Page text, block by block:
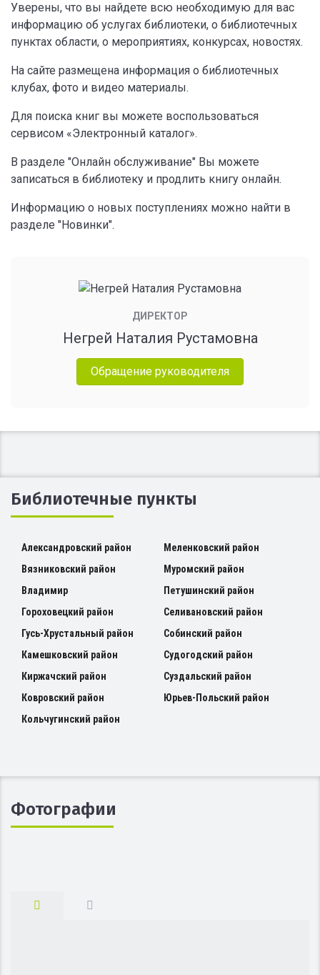
Уверены, что вы найдете всю необходимую для вас
информацию об услугах библиотеки, о библиотечных
пунктах области, о мероприятиях, конкурсах, новостях.
На сайте размещена информация о библиотечных
клубах, фото и видео материалы.
Для поиска книг вы можете воспользоваться
сервисом «Электронный каталог».
В разделе "Онлайн обслуживание" Вы можете
записаться в библиотеку и продлить книгу онлайн.
Информацию о новых поступлениях можно найти в
разделе "Новинки".
ДИРЕКТОР
Негрей Наталия Рустамовна
Обращение руководителя
Библиотечные пункты
Александровский район
Вязниковский район
Владимир
Гороховецкий район
Гусь-Хрустальный район
Камешковский район
Киржачский район
Ковровский район
Кольчугинский район
Меленковский район
Муромский район
Петушинский район
Селивановский район
Собинский район
Судогодский район
Суздальский район
Юрьев-Польский район
Фотографии